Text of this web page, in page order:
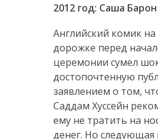
2012 год: Саша
Английский комик на
дорожке перед
церемонии сумел
достопочтенную
заявлением о том,
Саддам Хуссейн
ему не тратить на
денег. Но следующая